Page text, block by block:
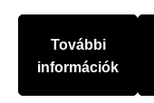
További
információk